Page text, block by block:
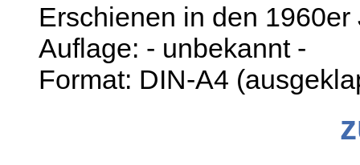
Erschienen in den 1960er
Auflage: - unbekannt -
Format: DIN-A4